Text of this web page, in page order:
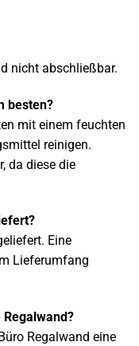
nicht abschließbar.
besten?
mit einem feuchten
reinigen.
da diese die
Eine
Lieferumfang
Regalwand eine